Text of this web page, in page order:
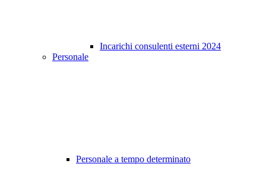
Incarichi consulenti esterni 2024
Personale
Personale a tempo determinato